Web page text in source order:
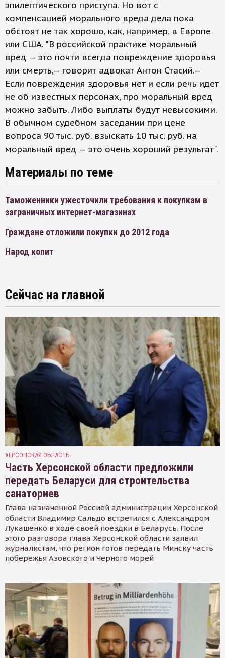
эпилептического приступа. Но вот с
компенсацией морального вреда дела пока
обстоят не так хорошо, как, например, в Европе
или США. "В российской практике моральный
вред — это почти всегда повреждение здоровья
или смерть,— говорит адвокат Антон Стасий.—
Если повреждения здоровья нет и если речь идет
не об известных персонах, про моральный вред
можно забыть. Либо выплаты будут невысокими.
В обычном судебном заседании при цене
вопроса 90 тыс. руб. взыскать 10 тыс. руб. на
моральный вред — это очень хороший результат".
Материалы по теме
Таможенники ужесточили требования к покупкам в
заграничных интернет-магазинах
Граждане отложили покупки до 2012 года
Народ копит
Сейчас на главной
ХЕРСОНСКАЯ ОБЛАСТЬ
Часть Херсонской области предложили
передать Беларуси для строительства
санаториев
Глава назначенной Россией администрации Херсонской
области Владимир Сальдо встретился с Александром
Лукашенко в ходе своей поездки в Беларусь. После
этого разговора глава Херсонской области заявил
журналистам, что регион готов передать Минску часть
побережья Азовского и Черного морей